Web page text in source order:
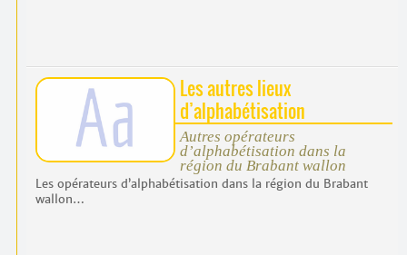
Les autres lieux
d’alphabétisation
Autres opérateurs
d’alphabétisation dans la
région du Brabant wallon
Les opérateurs d’alphabétisation dans la région du Brabant
wallon…